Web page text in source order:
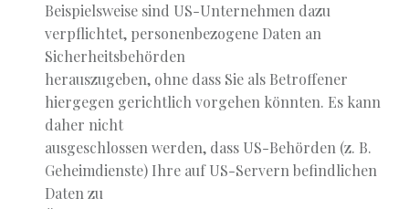
Beispielsweise sind US-Unternehmen dazu
verpflichtet, personenbezogene Daten an
Sicherheitsbehörden
herauszugeben, ohne dass Sie als Betroffener
hiergegen gerichtlich vorgehen könnten. Es kann
daher nicht
ausgeschlossen werden, dass US-Behörden (z. B.
Geheimdienste) Ihre auf US-Servern befindlichen
Daten zu